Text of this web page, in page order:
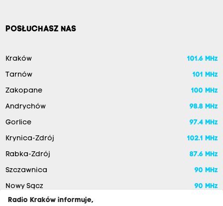
POSŁUCHASZ NAS
Kraków 101.6 MHz
Tarnów 101 MHz
Zakopane 100 MHz
Andrychów 98.8 MHz
Gorlice 97.4 MHz
Krynica-Zdrój 102.1 MHz
Rabka-Zdrój 87.6 MHz
Szczawnica 90 MHz
Nowy Sącz 90 MHz
Radio Kraków informuje,